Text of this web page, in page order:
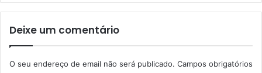
Deixe um comentário
O seu endereço de email não será publicado. Campos obrigatórios